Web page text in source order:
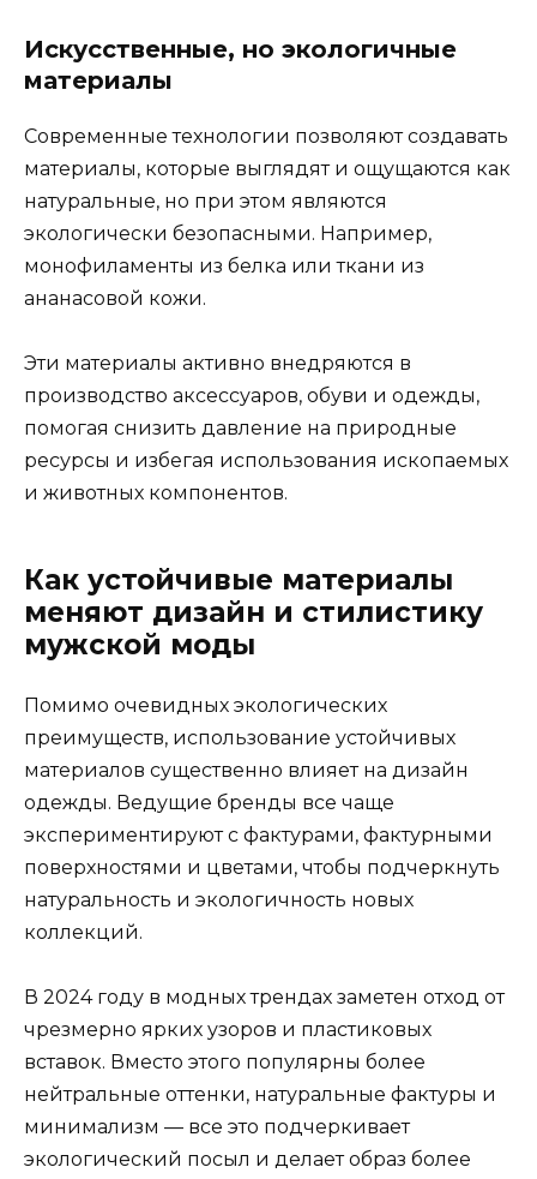
Искусственные, но экологичные
материалы
Современные технологии позволяют создавать
материалы, которые выглядят и ощущаются как
натуральные, но при этом являются
экологически безопасными. Например,
монофиламенты из белка или ткани из
ананасовой кожи.
Эти материалы активно внедряются в
производство аксессуаров, обуви и одежды,
помогая снизить давление на природные
ресурсы и избегая использования ископаемых
и животных компонентов.
Как устойчивые материалы
меняют дизайн и стилистику
мужской моды
Помимо очевидных экологических
преимуществ, использование устойчивых
материалов существенно влияет на дизайн
одежды. Ведущие бренды все чаще
экспериментируют с фактурами, фактурными
поверхностями и цветами, чтобы подчеркнуть
натуральность и экологичность новых
коллекций.
В 2024 году в модных трендах заметен отход от
чрезмерно ярких узоров и пластиковых
вставок. Вместо этого популярны более
нейтральные оттенки, натуральные фактуры и
минимализм — все это подчеркивает
экологический посыл и делает образ более